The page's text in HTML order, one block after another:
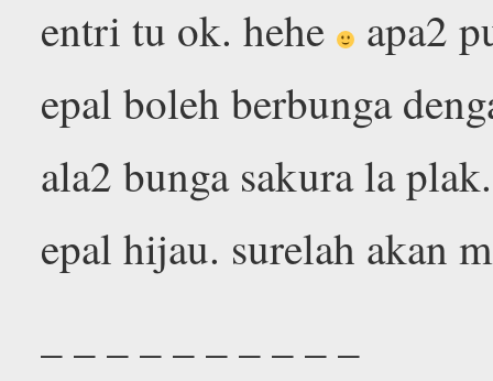
entri tu ok. hehe
apa2
epal boleh berbunga
ala2 bunga sakura la
epal hijau. surelah akan
– – – – – – – – – –